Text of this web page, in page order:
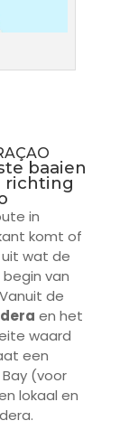
baaien
richting
in
komt of
wat de
van
de
en het
waard
een
(voor
lokaal en